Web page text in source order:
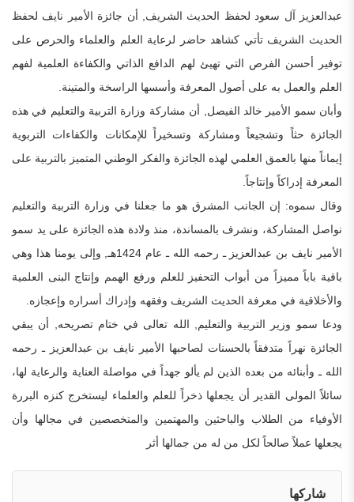
عبدالعزيز آل سعود لحفظ الحديث الشريف, أن جائزة الأمير نايف لحفظ
الحديث الشريف تأتي كشاهد حاضر لرعاية العلم والعلماء والحرص على
توفير أحسن الفرص التي تهيئ لهم الدافع الذاتي والكفاءة العلمية لفهم
العلم والعمل به على أصول المعرفة وأسسها الراسخة والمتينة.
وأبان سمو الأمير خالد الفيصل, أن مشاركة وزارة التربية والتعليم في هذه
الجائزة حثاً وتشجيعاً ومشاركة وتسخيراً للإمكانات والكفاءات التربوية
إيماناً منها بالعمق العلمي لهذه الجائزة والفكر الوطني المتميز بالتربية على
المعرفة إدراكاً وإنتاجاً.
وقال سموه: إن الجانب المشرق هو ما جعلنا في وزارة التربية والتعليم
نواصل المشاركة، ونشرف بالمساندة، منذ ولادة هذه الجائزة على يد سمو
الأمير نايف بن عبدالعزيز ـ رحمه الله ـ عام 1424هـ, وإلى يومنا هذا وهي
باقية باباً مميزاً من أبواب التحفيز للعلم ورفع الهمم وإنتاج البنى العلمية
والأخلاقية في معرفة الحديث الشريف وفقهه وإدراك أسراره وإعجازه.
ودعا سمو وزير التربية والتعليم, الله تعالى في ختام تصريحه, أن يبقي
الجائزة نهراً متدفقاً بالحسنات لصاحبها الأمير نايف بن عبدالعزيز ـ رحمه
الله ـ وأبنائه من بعده الذين لم يألو جهداً في مواصلة العناية والرعاية لها،
سائلاً المولى القدير أن يجعلها ذخراً للعلم والعلماء ليستخرج كنزه البررة
الأوفياء من الطلاب والباحثين والمهتمين والمتخصصين في مجالها وأن
يجعلها عملاً صالحاً لكل من له من جمالها أثر
شاركها